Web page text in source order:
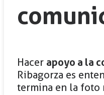
Hacer apoyo a la
Ribagorza es
termina en la foto